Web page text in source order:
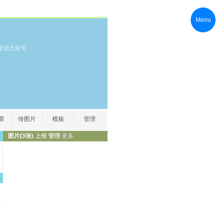
Menu
望大家可
传图片 模板 管理
图片(3张) 上传 管理 更多